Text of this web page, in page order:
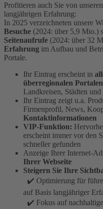
Profitieren auch Sie von
langjährigen Erfahrung:
In 2025 verzeichneten unsere
Besuche (2024: über 5,9 Mio.)
Seitenaufrufe (2024: über 32
Erfahrung im Aufbau und
Portale.
Ihr Eintrag erscheint in
überregionalen Portalen
Landkreisen, Städten und
Ihr Eintrag zeigt u.a.
Firmenprofil, News,
Kontaktinformationen
VIP-Funktion:
erscheint immer vor den
schneller gefunden
Anzeige Ihrer Internet-
Ihrer Webseite
Steigern Sie Ihre
✔️ Optimierung für
auf Basis langjähriger
✔️ Fokus auf